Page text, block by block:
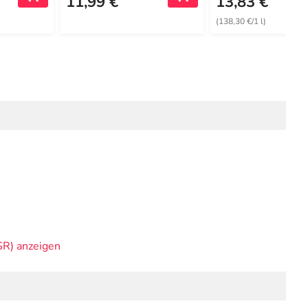
(138,30 €/1 l)
anzeigen